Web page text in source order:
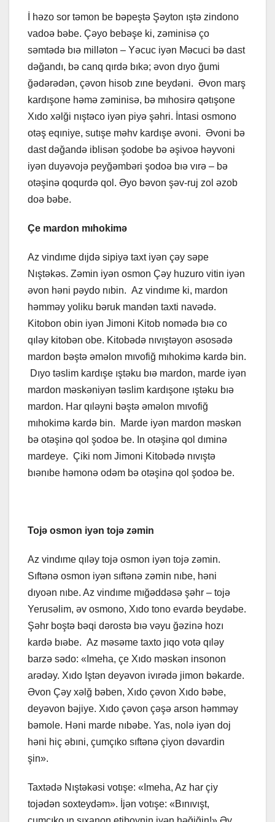
İ həzo sor təmon be bəpeştə Şəyton ıştə zindono
vadoə bəbe. Çəyo bebəşe ki, zəminisə ço
səmtədə bıə milləton – Yəcuc iyən Məcuci bə dast
dəğandı, bə canq qırdə bıkə; əvon dıyo ğumi
ğədərədən, çəvon hisob zıne beydəni. Əvon marş
kardışone həmə zəminisə, bə mıhosirə qətışone
Xıdo xəlği nıştəco iyən piyə şəhri. İntasi osmono
otəş eqıniye, sutışe məhv kardışe əvoni. Əvoni bə
dast dəğandə iblisən şodobe bə əşivoə həyvoni
iyən duyəvojə peyğəmbəri şodoə bıə vırə – bə
otəşinə qoqurdə qol. Əyo bəvon şəv-ruj zol əzob
doə bəbe.
Çe mardon mıhokimə
Az vindıme dıjdə sipiyə taxt iyən çəy səpe
Nıştəkəs. Zəmin iyən osmon Çəy huzuro vitin iyən
əvon həni pəydo nıbin. Az vindıme ki, mardon
həmməy yoliku bəruk mandən taxti navədə.
Kitobon obin iyən Jimoni Kitob nomədə bıə co
qıləy kitobən obe. Kitobədə nıvıştəyon əsosədə
mardon bəştə əməlon mıvofiğ mıhokimə kardə bin.
Dıyo təslim kardışe ıştəku bıə mardon, marde iyən
mardon məskəniyən təslim kardışone ıştəku bıə
mardon. Har qıləyni bəştə əməlon mıvofiğ
mıhokimə kardə bin. Marde iyən mardon məskən
bə otəşinə qol şodoə be. In otəşinə qol dıminə
mardeye. Çiki nom Jimoni Kitobədə nıvıştə
bıənıbe həmonə odəm bə otəşinə qol şodoə be.
Tojə osmon iyən tojə zəmin
Az vindıme qıləy tojə osmon iyən tojə zəmin.
Sıftənə osmon iyən sıftənə zəmin nıbe, həni
dıyoən nıbe. Az vindıme mığəddəsə şəhr – tojə
Yerusəlim, əv osmono, Xıdo tono evardə beydəbe.
Şəhr boştə bəqi dərostə bıə vəyu ğəzinə hozı
kardə bıəbe. Az məsəme taxto jıqo votə qıləy
barzə sədo: «Imeha, çe Xıdo məskən insonon
arədəy. Xıdo Iştən deyəvon ivırədə jimon bəkarde.
Əvon Çəy xəlğ bəben, Xıdo çəvon Xıdo bəbe,
deyəvon bəjiye. Xıdo çəvon çəşə arson həmməy
bəmole. Həni marde nıbəbe. Yas, nolə iyən doj
həni hiç əbıni, çumçıko sıftənə çiyon dəvardin
şin».
Taxtədə Nıştəkəsi votışe: «Imeha, Az har çiy
tojədən soxteydəm». İjən votışe: «Bınıvışt,